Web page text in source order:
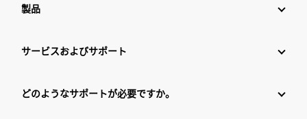
製品
サービスおよびサポート
どのようなサポートが必要ですか。